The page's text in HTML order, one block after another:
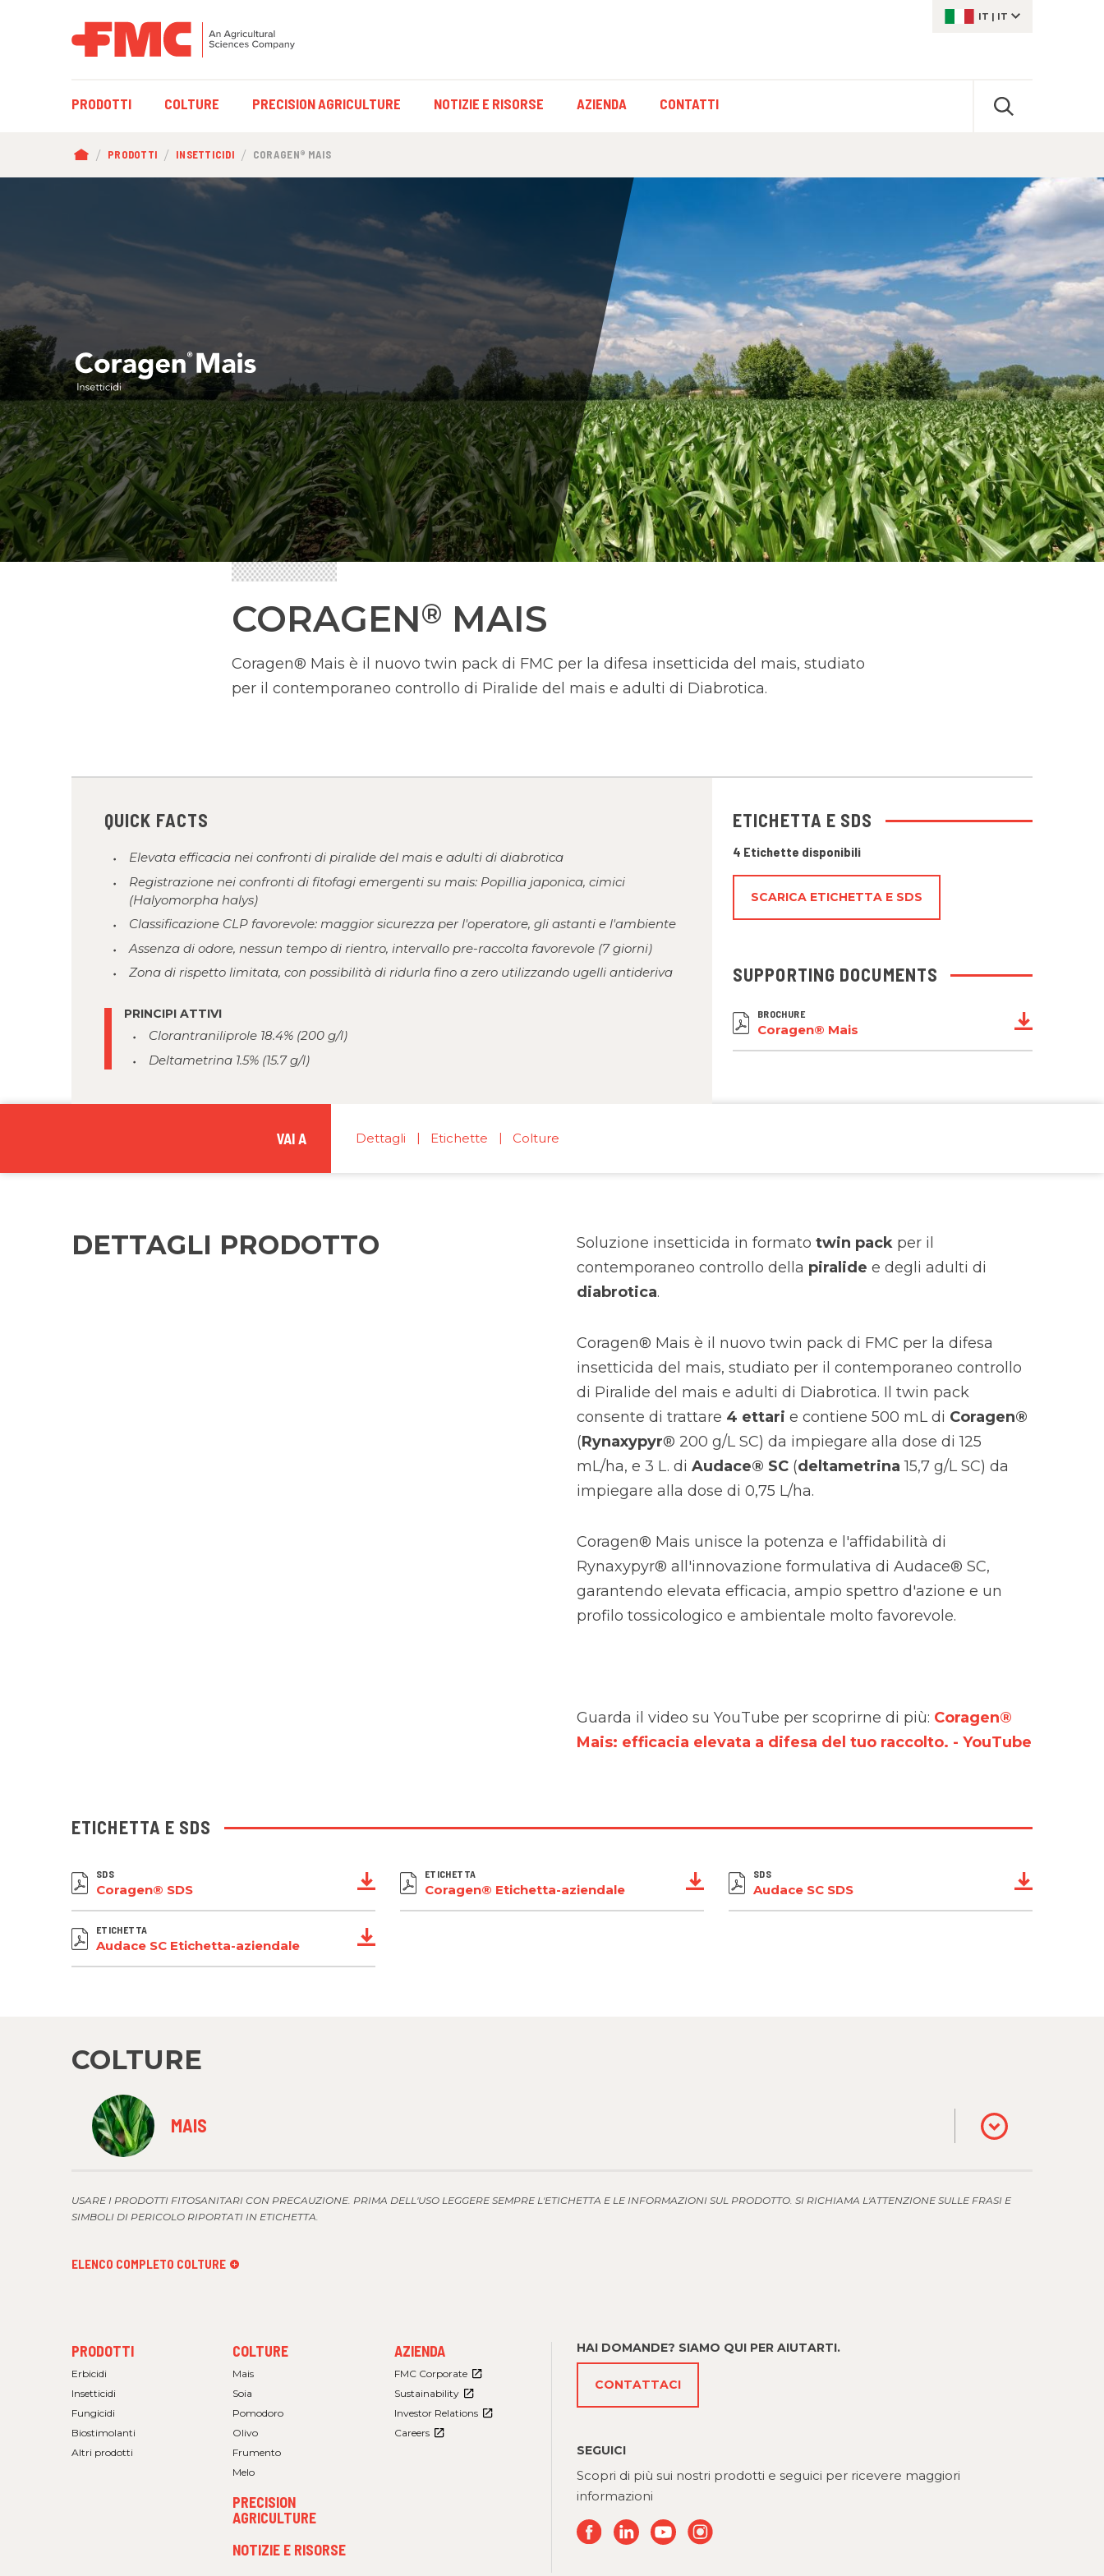
IT | IT
NAVIGAZIONE
PRODOTTI COLTURE PRECISION AGRICULTURE NOTIZIE E RISORSE AZIENDA CONTATTI
BRICIOLE
PANE
PRODOTTI INSETTICIDI CORAGEN® MAIS
CORAGEN® MAIS
Coragen® Mais è il nuovo twin pack di FMC per la difesa insetticida del mais, studiato
per il contemporaneo controllo di Piralide del mais e adulti di Diabrotica.
QUICK FACTS
Elevata efficacia nei confronti di piralide del mais e adulti di diabrotica
Registrazione nei confronti di fitofagi emergenti su mais: Popillia japonica, cimici
(Halyomorpha halys)
Classificazione CLP favorevole: maggior sicurezza per l'operatore, gli astanti e l'ambiente
Assenza di odore, nessun tempo di rientro, intervallo pre-raccolta favorevole (7 giorni)
Zona di rispetto limitata, con possibilità di ridurla fino a zero utilizzando ugelli antideriva
PRINCIPI ATTIVI
Clorantraniliprole 18.4% (200 g/l)
Deltametrina 1.5% (15.7 g/l)
ETICHETTA E SDS
4 Etichette disponibili
SCARICA ETICHETTA E SDS
SUPPORTING DOCUMENTS
BROCHURE
Coragen® Mais
VAI A Dettagli Etichette Colture
DETTAGLI PRODOTTO Soluzione insetticida in formato twin pack per il
contemporaneo controllo della piralide e degli adulti di
diabrotica.
Coragen® Mais è il nuovo twin pack di FMC per la difesa
insetticida del mais, studiato per il contemporaneo controllo
di Piralide del mais e adulti di Diabrotica. Il twin pack
consente di trattare 4 ettari e contiene 500 mL di Coragen®
(Rynaxypyr® 200 g/L SC) da impiegare alla dose di 125
mL/ha, e 3 L. di Audace® SC (deltametrina15,7 g/L SC) da
impiegare alla dose di 0,75 L/ha.
Coragen® Mais unisce la potenza e l'affidabilità di
Rynaxypyr® all'innovazione formulativa di Audace® SC,
garantendo elevata efficacia, ampio spettro d'azione e un
profilo tossicologico e ambientale molto favorevole.
Guarda il video su YouTube per scoprirne di più: Coragen®
Mais: efficacia elevata a difesa del tuo raccolto. - YouTube
ETICHETTA E SDS
SDS
Coragen® SDS
ETICHETTA
Coragen® Etichetta-aziendale
SDS
Audace SC SDS
ETICHETTA
Audace SC Etichetta-aziendale
COLTURE
MAIS
USARE I PRODOTTI FITOSANITARI CON PRECAUZIONE. PRIMA DELL'USO LEGGERE SEMPRE L'ETICHETTA E LE INFORMAZIONI SUL PRODOTTO. SI RICHIAMA L'ATTENZIONE SULLE FRASI E
SIMBOLI DI PERICOLO RIPORTATI IN ETICHETTA.
ELENCO COMPLETO COLTURE
FOOTER
MENU
PRODOTTI
Erbicidi
Insetticidi
Fungicidi
Biostimolanti
Altri prodotti
FOOTER
MENU
COLTURE
Mais
Soia
Pomodoro
Olivo
Frumento
Melo
PRECISION
AGRICULTURE
NOTIZIE E RISORSE
FOOTER
MENU
AZIENDA
FMC Corporate
Sustainability
Investor Relations
Careers
HAI DOMANDE? SIAMO QUI PER AIUTARTI.
CONTATTACI
SEGUICI
Scopri di più sui nostri prodotti e seguici per ricevere maggiori
informazioni